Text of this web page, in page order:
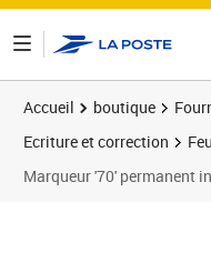
Accueil boutique
Ecriture et correction
Marqueur '70' permanent